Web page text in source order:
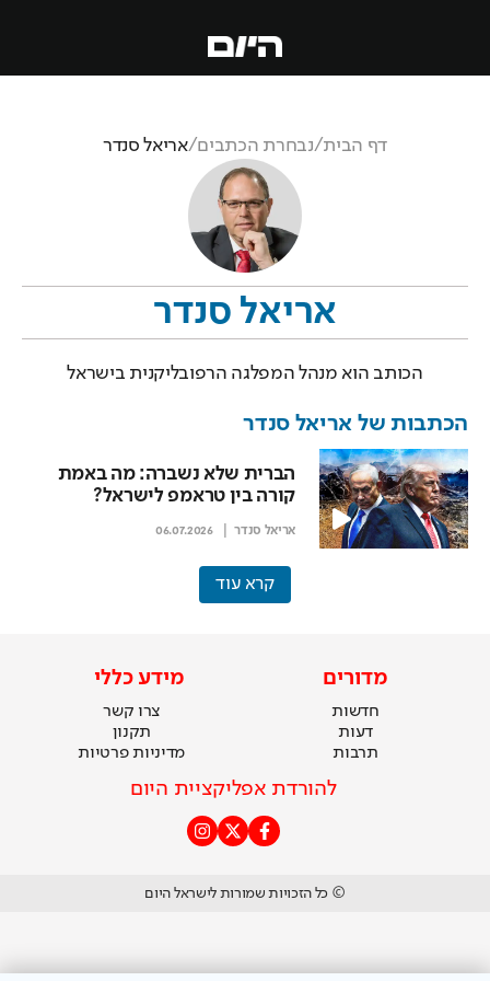
דף הבית/נבחרת הכתבים/אריאל סנדר
אריאל סנדר
הכותב הוא מנהל המפלגה הרפובליקנית בישראל
הכתבות של אריאל סנדר
הברית שלא נשברה: מה באמת
קורה בין טראמפ לישראל?
אריאל סנדר 06.07.2026
קרא עוד
מדורים
חדשות
דעות
תרבות
מידע כללי
צרו קשר
תקנון
מדיניות פרטיות
להורדת אפליקציית היום
© כל הזכויות שמורות לישראל היום